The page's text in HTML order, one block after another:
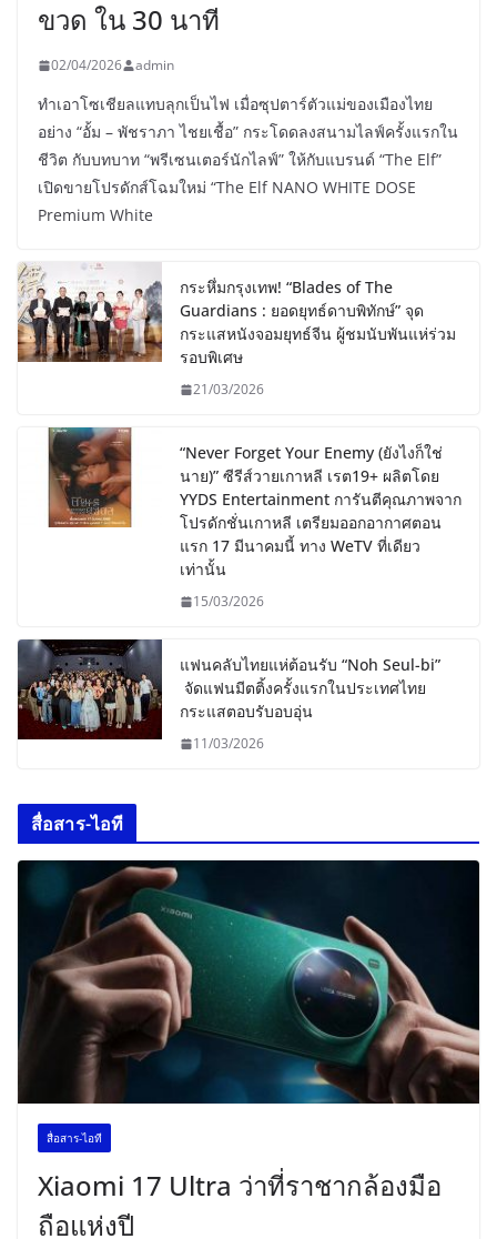
ขวด ใน 30 นาที
02/04/2026 admin
ทำเอาโซเชียลแทบลุกเป็นไฟ เมื่อซุปตาร์ตัวแม่ของเมืองไทย
อย่าง “อั้ม – พัชราภา ไชยเชื้อ” กระโดดลงสนามไลฟ์ครั้งแรกใน
ชีวิต กับบทบาท “พรีเซนเตอร์นักไลฟ์” ให้กับแบรนด์ “The Elf”
เปิดขายโปรดักส์โฉมใหม่ “The Elf NANO WHITE DOSE
Premium White
กระหึ่มกรุงเทพ! “Blades of The
Guardians : ยอดยุทธ์ดาบพิทักษ์” จุด
กระแสหนังจอมยุทธ์จีน ผู้ชมนับพันแห่ร่วม
รอบพิเศษ
21/03/2026
“Never Forget Your Enemy (ยังไงก็ใช่
นาย)” ซีรีส์วายเกาหลี เรต19+ ผลิตโดย
YYDS Entertainment การันตีคุณภาพจาก
โปรดักชั่นเกาหลี เตรียมออกอากาศตอน
แรก 17 มีนาคมนี้ ทาง WeTV ที่เดียว
เท่านั้น
15/03/2026
แฟนคลับไทยแห่ต้อนรับ “Noh Seul-bi”
จัดแฟนมีตติ้งครั้งแรกในประเทศไทย
กระแสตอบรับอบอุ่น
11/03/2026
สื่อสาร-ไอที
สื่อสาร-ไอที
Xiaomi 17 Ultra ว่าที่ราชากล้องมือ
ถือแห่งปี